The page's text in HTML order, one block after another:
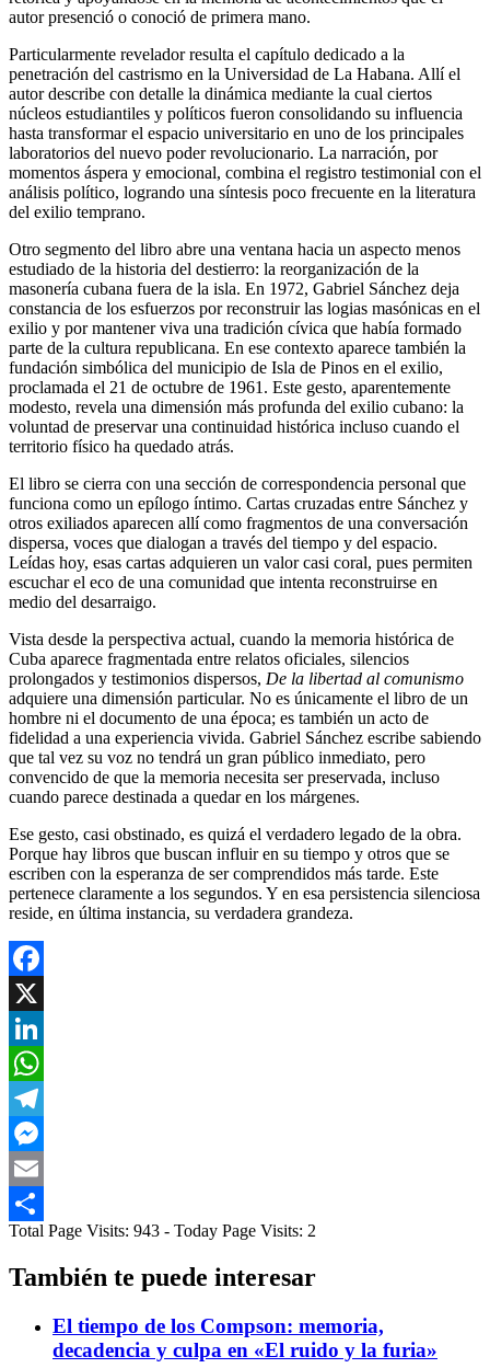
autor presenció o conoció de primera mano.
Particularmente revelador resulta el capítulo dedicado a la
penetración del castrismo en la Universidad de La Habana. Allí el
autor describe con detalle la dinámica mediante la cual ciertos
núcleos estudiantiles y políticos fueron consolidando su influencia
hasta transformar el espacio universitario en uno de los principales
laboratorios del nuevo poder revolucionario. La narración, por
momentos áspera y emocional, combina el registro testimonial con el
análisis político, logrando una síntesis poco frecuente en la literatura
del exilio temprano.
Otro segmento del libro abre una ventana hacia un aspecto menos
estudiado de la historia del destierro: la reorganización de la
masonería cubana fuera de la isla. En 1972, Gabriel Sánchez deja
constancia de los esfuerzos por reconstruir las logias masónicas en el
exilio y por mantener viva una tradición cívica que había formado
parte de la cultura republicana. En ese contexto aparece también la
fundación simbólica del municipio de Isla de Pinos en el exilio,
proclamada el 21 de octubre de 1961. Este gesto, aparentemente
modesto, revela una dimensión más profunda del exilio cubano: la
voluntad de preservar una continuidad histórica incluso cuando el
territorio físico ha quedado atrás.
El libro se cierra con una sección de correspondencia personal que
funciona como un epílogo íntimo. Cartas cruzadas entre Sánchez y
otros exiliados aparecen allí como fragmentos de una conversación
dispersa, voces que dialogan a través del tiempo y del espacio.
Leídas hoy, esas cartas adquieren un valor casi coral, pues permiten
escuchar el eco de una comunidad que intenta reconstruirse en
medio del desarraigo.
Vista desde la perspectiva actual, cuando la memoria histórica de
Cuba aparece fragmentada entre relatos oficiales, silencios
prolongados y testimonios dispersos, De la libertad al comunismo
adquiere una dimensión particular. No es únicamente el libro de un
hombre ni el documento de una época; es también un acto de
fidelidad a una experiencia vivida. Gabriel Sánchez escribe sabiendo
que tal vez su voz no tendrá un gran público inmediato, pero
convencido de que la memoria necesita ser preservada, incluso
cuando parece destinada a quedar en los márgenes.
Ese gesto, casi obstinado, es quizá el verdadero legado de la obra.
Porque hay libros que buscan influir en su tiempo y otros que se
escriben con la esperanza de ser comprendidos más tarde. Este
pertenece claramente a los segundos. Y en esa persistencia silenciosa
reside, en última instancia, su verdadera grandeza.
Facebook
X
LinkedIn
WhatsApp
Telegram
Messenger
Email
Compartir
Total Page Visits: 943 - Today Page Visits: 2
También te puede interesar
El tiempo de los Compson: memoria,
decadencia y culpa en «El ruido y la furia»